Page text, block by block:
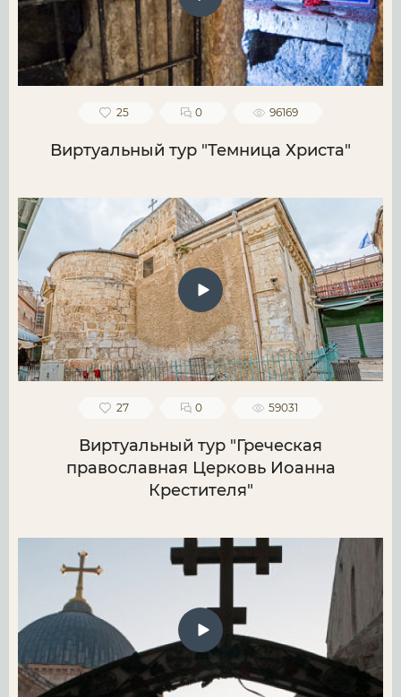
25 0 96169
Виртуальный тур "Темница Христа"
27 0 59031
Виртуальный тур "Греческая
православная Церковь Иоанна
Крестителя"